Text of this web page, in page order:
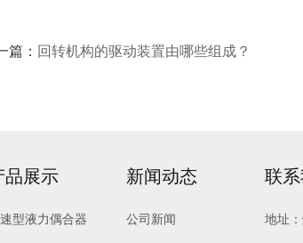
篇： 回转机构的驱动装置由哪些组成？
品展示
型液力偶合器
新闻动态
公司新闻
联
地址